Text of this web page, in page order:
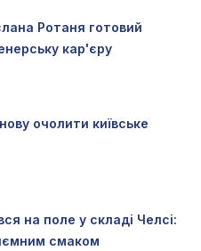
Ротаня готовий
кар'єру
очолити київське
на поле у складі Челсі:
смаком